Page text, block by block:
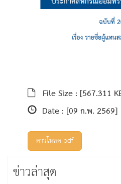
File Size : [567.311
Date : [09 ก.พ. 2569]
ดาวโหลด pdf
ข่าวล่าสุด